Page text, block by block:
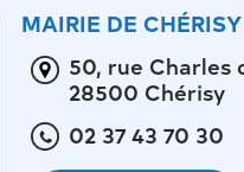
MAIRIE DE CHÉRISY
50, rue Charles
28500 Chérisy
02 37 43 70 30